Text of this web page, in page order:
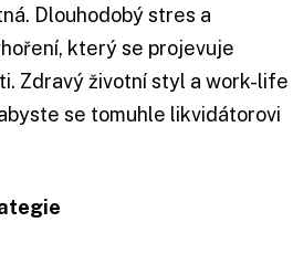
Dlouhodobý stres a
který se projevuje
Zdravý životní styl a work-life
se tomuhle likvidátorovi